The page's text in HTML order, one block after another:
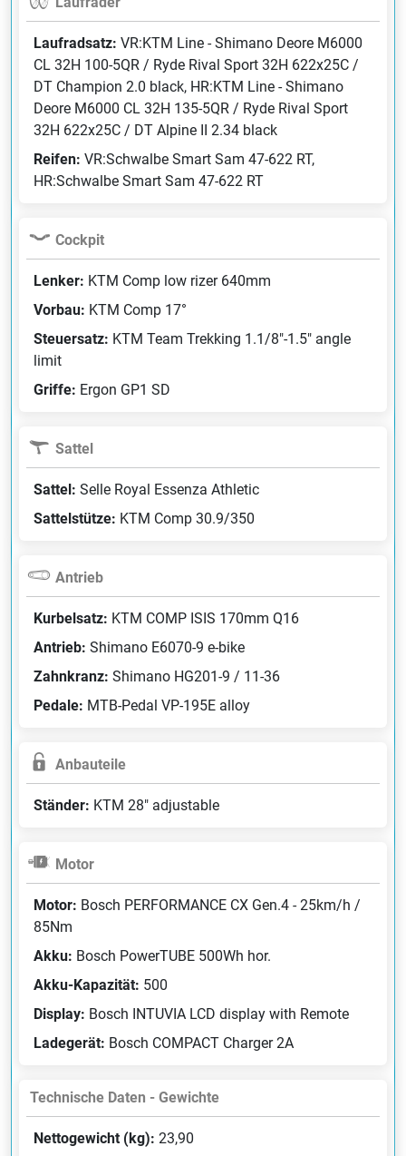
Laufradsatz: VR:KTM Line - Shimano Deore M6000
CL 32H 100-5QR / Ryde Rival Sport 32H 622x25C /
DT Champion 2.0 black, HR:KTM Line - Shimano
Deore M6000 CL 32H 135-5QR / Ryde Rival Sport
32H 622x25C / DT Alpine II 2.34 black
Reifen: VR:Schwalbe Smart Sam 47-622 RT,
HR:Schwalbe Smart Sam 47-622 RT
Cockpit
Lenker: KTM Comp low rizer 640mm
Vorbau: KTM Comp 17°
Steuersatz: KTM Team Trekking 1.1/8"-1.5" angle
limit
Griffe: Ergon GP1 SD
Sattel
Sattel: Selle Royal Essenza Athletic
Sattelstütze: KTM Comp 30.9/350
Antrieb
Kurbelsatz: KTM COMP ISIS 170mm Q16
Antrieb: Shimano E6070-9 e-bike
Zahnkranz: Shimano HG201-9 / 11-36
Pedale: MTB-Pedal VP-195E alloy
Anbauteile
Ständer: KTM 28" adjustable
Motor
Motor: Bosch PERFORMANCE CX Gen.4 - 25km/h /
85Nm
Akku: Bosch PowerTUBE 500Wh hor.
Akku-Kapazität: 500
Display: Bosch INTUVIA LCD display with Remote
Ladegerät: Bosch COMPACT Charger 2A
Technische Daten - Gewichte
Nettogewicht (kg): 23,90